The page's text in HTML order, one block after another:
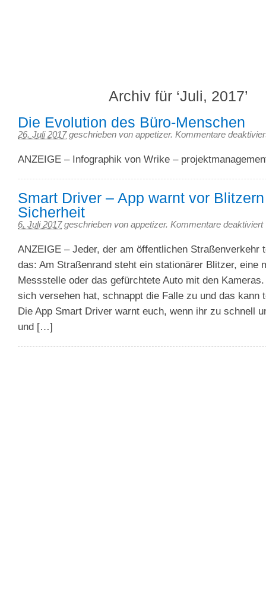
Archiv für ‘Juli, 2017’
Die Evolution des Büro-Menschen
26. Juli 2017 geschrieben von appetizer. Kommentare
ANZEIGE – Infographik von Wrike –
Smart Driver – App warnt vor
Sicherheit
6. Juli 2017 geschrieben von appetizer. Kommentare deaktiviert
ANZEIGE – Jeder, der am öffentlichen Straßenverkehr
das: Am Straßenrand steht ein stationärer Blitzer, eine
Messstelle oder das gefürchtete Auto mit den
sich versehen hat, schnappt die Falle zu und das kann
Die App Smart Driver warnt euch, wenn ihr zu schnell
und […]